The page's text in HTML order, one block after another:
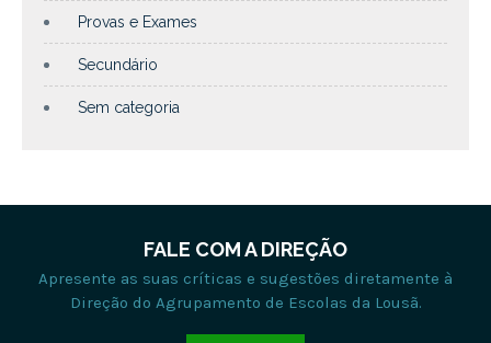
Provas e Exames
Secundário
Sem categoria
FALE COM A DIREÇÃO
Apresente as suas críticas e sugestões diretamente à
Direção do Agrupamento de Escolas da Lousã.